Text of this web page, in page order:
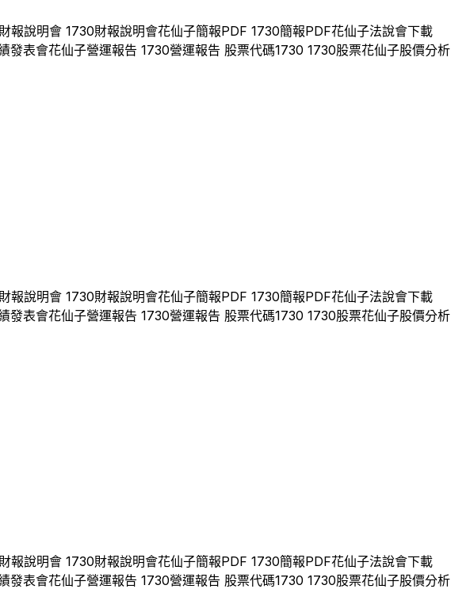
財報說明會 1730財報說明會花仙子簡報PDF 1730簡報PDF花仙子法說會下載
發表會花仙子營運報告 1730營運報告 股票代碼1730 1730股票花仙子股價分析
財報說明會 1730財報說明會花仙子簡報PDF 1730簡報PDF花仙子法說會下載
發表會花仙子營運報告 1730營運報告 股票代碼1730 1730股票花仙子股價分析
財報說明會 1730財報說明會花仙子簡報PDF 1730簡報PDF花仙子法說會下載
發表會花仙子營運報告 1730營運報告 股票代碼1730 1730股票花仙子股價分析